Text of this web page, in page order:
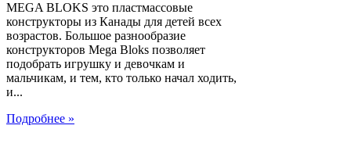
MEGA BLOKS это пластмассовые
конструкторы из Канады для детей всех
возрастов. Большое разнообразие
конструкторов Mega Bloks позволяет
подобрать игрушку и девочкам и
мальчикам, и тем, кто только начал ходить,
и...
Подробнее »